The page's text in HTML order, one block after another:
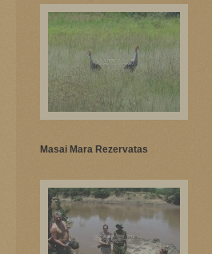
Masai Mara Rezervatas